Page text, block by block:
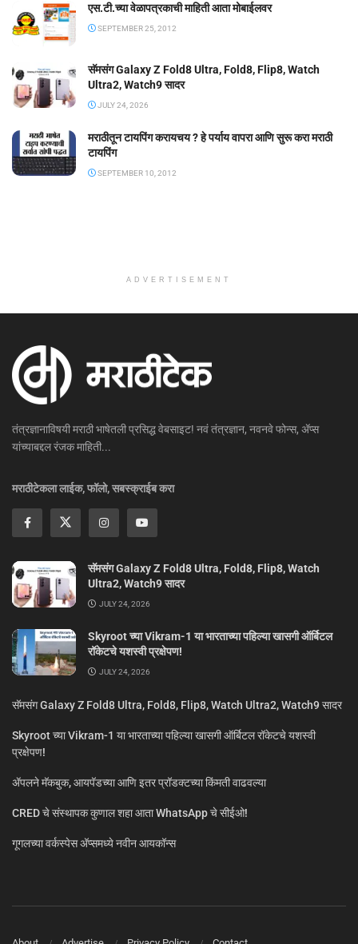
एस.टी.च्या वेळापत्रकाची माहिती आता मोबाईलवर
SEPTEMBER 25, 2012
सॅमसंग Galaxy Z Fold8 Ultra, Fold8, Flip8, Watch
Ultra2, Watch9 सादर
JULY 24, 2026
मराठीतून टायपिंग करायचय ? हे पर्याय वापरा आणि सुरू करा मराठी
टायपिंग
SEPTEMBER 10, 2012
ADVERTISEMENT
तंत्रज्ञानाविषयी मराठी भाषेतली प्रसिद्ध वेबसाइट! नवं तंत्रज्ञान, नवनवे फोन्स, ॲप्स
यांच्याबद्दल रंजक माहिती...
मराठीटेकला लाईक, फॉलो, सबस्क्राईब करा
सॅमसंग Galaxy Z Fold8 Ultra, Fold8, Flip8, Watch
Ultra2, Watch9 सादर
JULY 24, 2026
Skyroot च्या Vikram-1 या भारताच्या पहिल्या खासगी ऑर्बिटल
रॉकेटचे यशस्वी प्रक्षेपण!
JULY 24, 2026
सॅमसंग Galaxy Z Fold8 Ultra, Fold8, Flip8, Watch Ultra2, Watch9 सादर
Skyroot च्या Vikram-1 या भारताच्या पहिल्या खासगी ऑर्बिटल रॉकेटचे यशस्वी
प्रक्षेपण!
ॲपलने मॅकबुक, आयपॅडच्या आणि इतर प्रॉडक्टच्या किंमती वाढवल्या
CRED चे संस्थापक कुणाल शहा आता WhatsApp चे सीईओ!
गूगलच्या वर्कस्पेस अ‍ॅप्समध्ये नवीन आयकॉन्स